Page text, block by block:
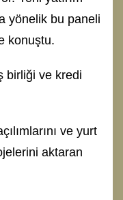
yönelik bu paneli
konuştu.
birliği ve kredi
ve yurt
aktaran